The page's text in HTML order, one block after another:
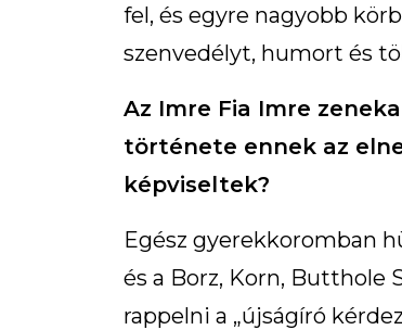
fel, és egyre nagyobb
szenvedélyt, humort és
Az Imre Fia Imre
története ennek az
képviseltek?
Egész gyerekkoromban
és a Borz, Korn, Butthole
rappelni a „újságíró